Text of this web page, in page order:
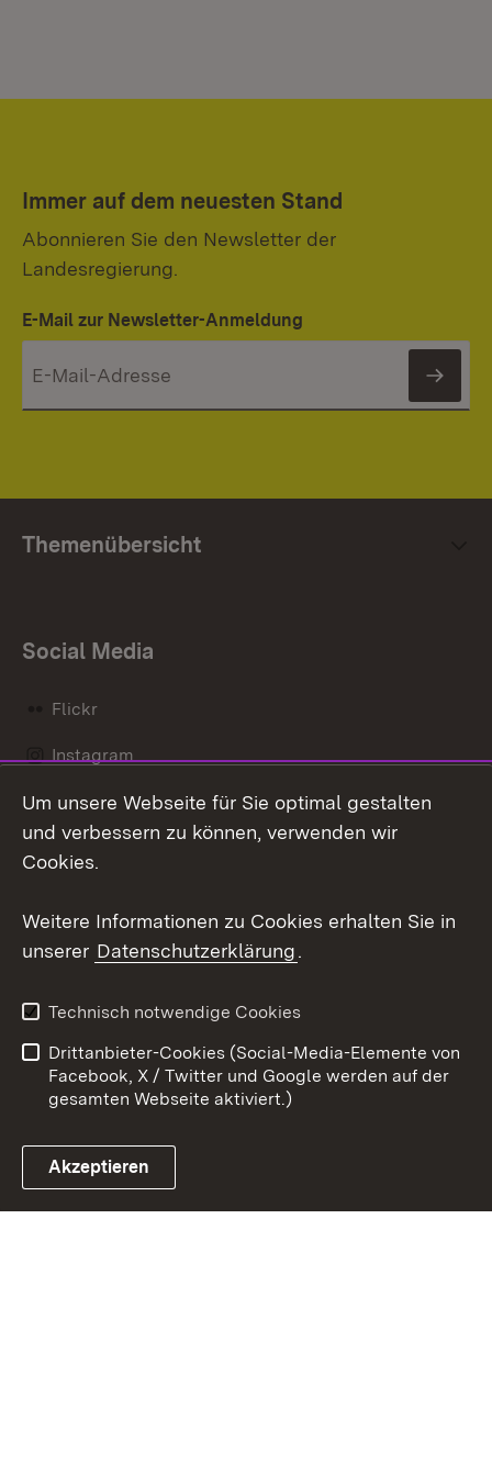
Immer auf dem neuesten Stand
Abonnieren Sie den Newsletter der
Landesregierung.
E-Mail zur Newsletter-Anmeldung
Themenübersicht
Social Media
Flickr
Instagram
Social Wall
Link zum Landesportal
Barrierefreiheit
Benutzungshinweise
Impressum
Cookies
Um unsere Webseite für Sie optimal gestalten
und verbessern zu können, verwenden wir
Cookies.
Weitere Informationen zu Cookies erhalten Sie in
unserer Datenschutzerklärung.
Technisch notwendige Cookies
Drittanbieter-Cookies (Social-Media-Elemente von
Facebook, X / Twitter und Google werden auf der
gesamten Webseite aktiviert.)
Akzeptieren